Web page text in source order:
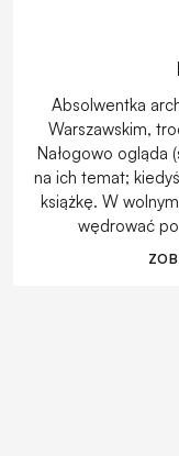
Absolwentka
Warszawskim,
Nałogowo ogląda
na ich temat;
książkę. W
wędrować